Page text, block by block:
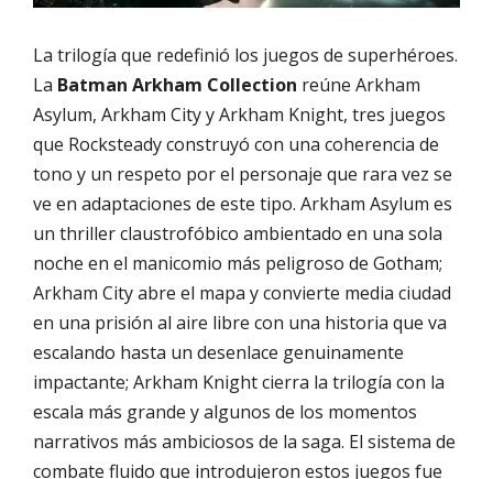
La trilogía que redefinió los juegos de superhéroes.
La Batman Arkham Collection reúne Arkham
Asylum, Arkham City y Arkham Knight, tres juegos
que Rocksteady construyó con una coherencia de
tono y un respeto por el personaje que rara vez se
ve en adaptaciones de este tipo. Arkham Asylum es
un thriller claustrofóbico ambientado en una sola
noche en el manicomio más peligroso de Gotham;
Arkham City abre el mapa y convierte media ciudad
en una prisión al aire libre con una historia que va
escalando hasta un desenlace genuinamente
impactante; Arkham Knight cierra la trilogía con la
escala más grande y algunos de los momentos
narrativos más ambiciosos de la saga. El sistema de
combate fluido que introdujeron estos juegos fue